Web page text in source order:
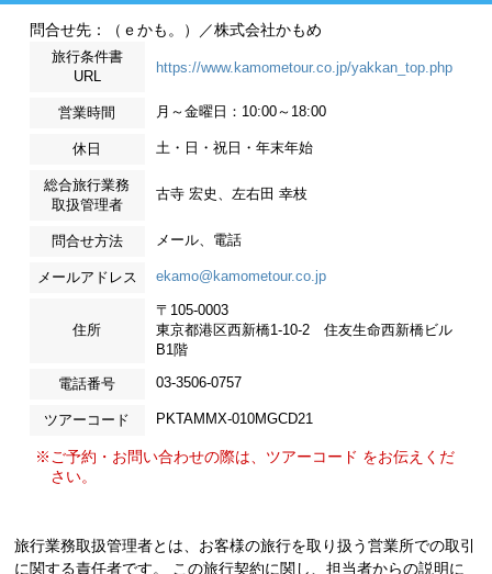
問合せ先：（ｅかも。）／株式会社かもめ
旅行条件書
URL
https://www.kamometour.co.jp/yakkan_top.php
営業時間 月～金曜日：10:00～18:00
休日 土・日・祝日・年末年始
総合旅行業務
取扱管理者
古寺 宏史、左右田 幸枝
問合せ方法 メール、電話
メールアドレス ekamo@kamometour.co.jp
住所
〒105-0003
東京都港区西新橋1-10-2 住友生命西新橋ビル
B1階
電話番号 03-3506-0757
ツアーコード PKTAMMX-010MGCD21
※ご予約・お問い合わせの際は、ツアーコード をお伝えくだ
さい。
旅行業務取扱管理者とは、お客様の旅行を取り扱う営業所での取引
に関する責任者です。 この旅行契約に関し、担当者からの説明に